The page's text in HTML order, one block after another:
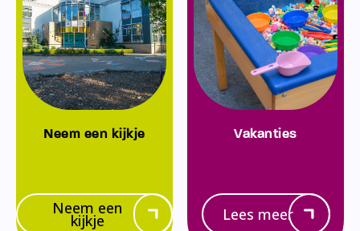
Neem een kijkje
Neem een
kijkje
Vakanties
Lees meer